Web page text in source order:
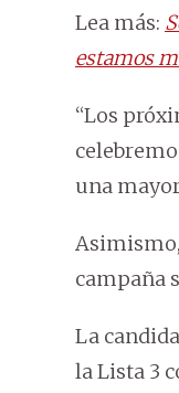
Lea más:
estamos
“Los
una
campaña
La
la Lista 3